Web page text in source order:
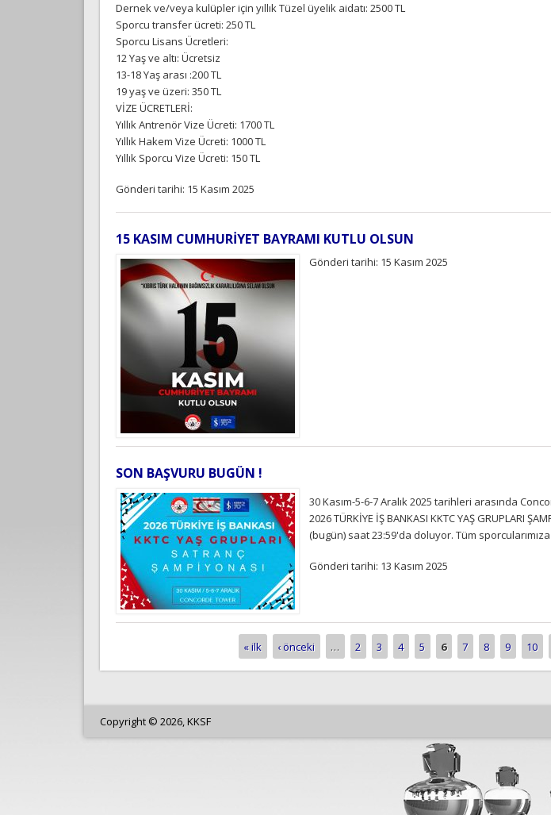
Dernek ve/veya kulüpler için yıllık Tüzel üyelik aidatı: 2500 TL
Sporcu transfer ücreti: 250 TL
Sporcu Lisans Ücretleri:
12 Yaş ve altı: Ücretsiz
13-18 Yaş arası :200 TL
19 yaş ve üzeri: 350 TL
VİZE ÜCRETLERİ:
Yıllık Antrenör Vize Ücreti: 1700 TL
Yıllık Hakem Vize Ücreti: 1000 TL
Yıllık Sporcu Vize Ücreti: 150 TL
Gönderi tarihi: 15 Kasım 2025
15 KASIM CUMHURİYET BAYRAMI KUTLU OLSUN
Gönderi tarihi: 15 Kasım 2025
SON BAŞVURU BUGÜN !
30 Kasım-5-6-7 Aralık 2025 tarihleri arasında
2026 TÜRKİYE İŞ BANKASI KKTC YAŞ GRUPLARI
(bugün) saat 23:59'da doluyor. Tüm
Gönderi tarihi: 13 Kasım 2025
« ilk ‹ önceki … 2 3 4 5 6 7 8 9 10
Copyright © 2026, KKSF